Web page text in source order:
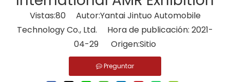
Vistas:80Autor:Yantai Jintuo Automobile
Technology Co., Ltd. Hora de publicación: 2021-
04-29 Origen:Sitio
Preguntar